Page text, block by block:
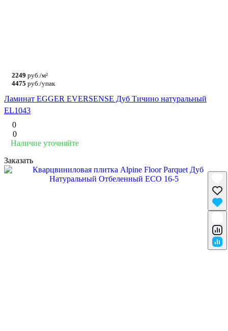
2249 руб./м²
4475 руб./упак
Ламинат EGGER EVERSENSE Дуб Тичино натуральный
EL1043
0
0
Наличие уточняйте
Заказать